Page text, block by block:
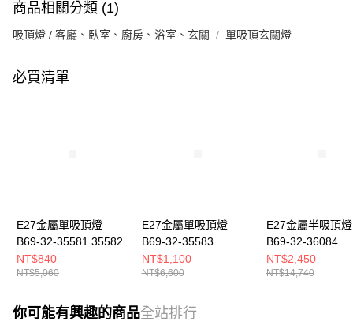
商品相關分類 (1)
吸頂燈 / 客廳、臥室、廚房、浴室、玄關 單吸頂玄關燈
必買清單
E27金屬單吸頂燈
B69-32-35581 35582
NT$840
NT$5,060
E27金屬單吸頂燈
B69-32-35583
NT$1,100
NT$6,600
E27金屬半吸頂燈
B69-32-36084
NT$2,450
NT$14,740
你可能有興趣的商品全站排行